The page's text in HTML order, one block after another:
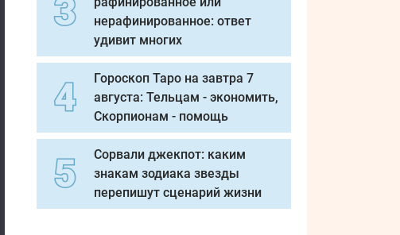
нерафинированное: ответ
удивит многих
Гороскоп Таро на завтра 7
августа: Тельцам - экономить,
Скорпионам - помощь
Сорвали джекпот: каким
знакам зодиака звезды
перепишут сценарий жизни